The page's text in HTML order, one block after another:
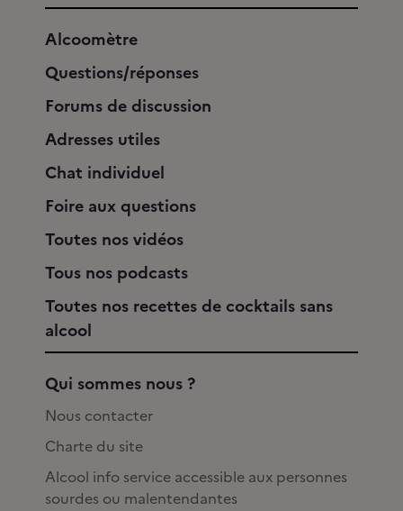
Alcoomètre
Questions/réponses
Forums de discussion
Adresses utiles
Chat individuel
Foire aux questions
Toutes nos vidéos
Tous nos podcasts
Toutes nos recettes de cocktails sans
alcool
Qui sommes nous ?
Nous contacter
Charte du site
Alcool info service accessible aux personnes
sourdes ou malentendantes